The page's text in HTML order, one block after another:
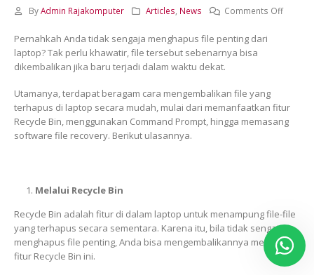
By Admin Rajakomputer Articles News Comments Offon
Laptop
Pernahkah Anda tidak sengaja menghapus file penting dari
laptop? Tak perlu khawatir, file tersebut sebenarnya bisa
dikembalikan jika baru terjadi dalam waktu dekat.
Utamanya, terdapat beragam cara mengembalikan file yang
terhapus di laptop secara mudah, mulai dari memanfaatkan fitur
Recycle Bin, menggunakan Command Prompt, hingga memasang
software file recovery. Berikut ulasannya.
Melalui Recycle Bin
Recycle Bin adalah fitur di dalam laptop untuk menampung file-file
yang terhapus secara sementara. Karena itu, bila tidak sengaja
menghapus file penting, Anda bisa mengembalikannya melalui
fitur Recycle Bin ini.